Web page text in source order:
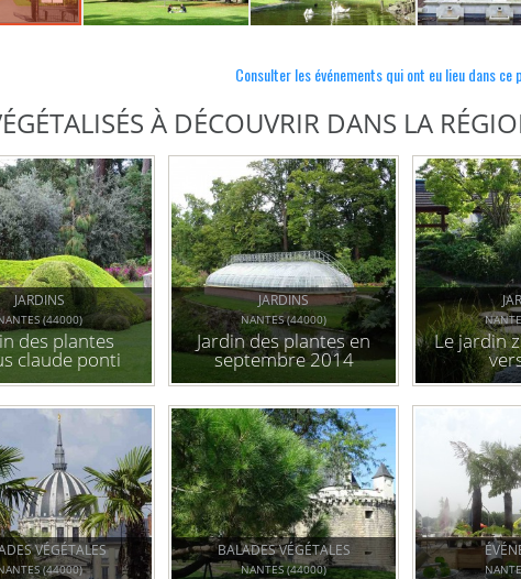
Consulter les événements qui ont eu lieu dans ce
À DÉCOUVRIR DANS LA
JARDINS
(44000)
des plantes
claude ponti
JARDINS
NANTES (44000)
Jardin des plantes en
septembre 2014
Le jardin
VÉGÉTALES
(44000)
BALADES VÉGÉTALES
NANTES (44000)